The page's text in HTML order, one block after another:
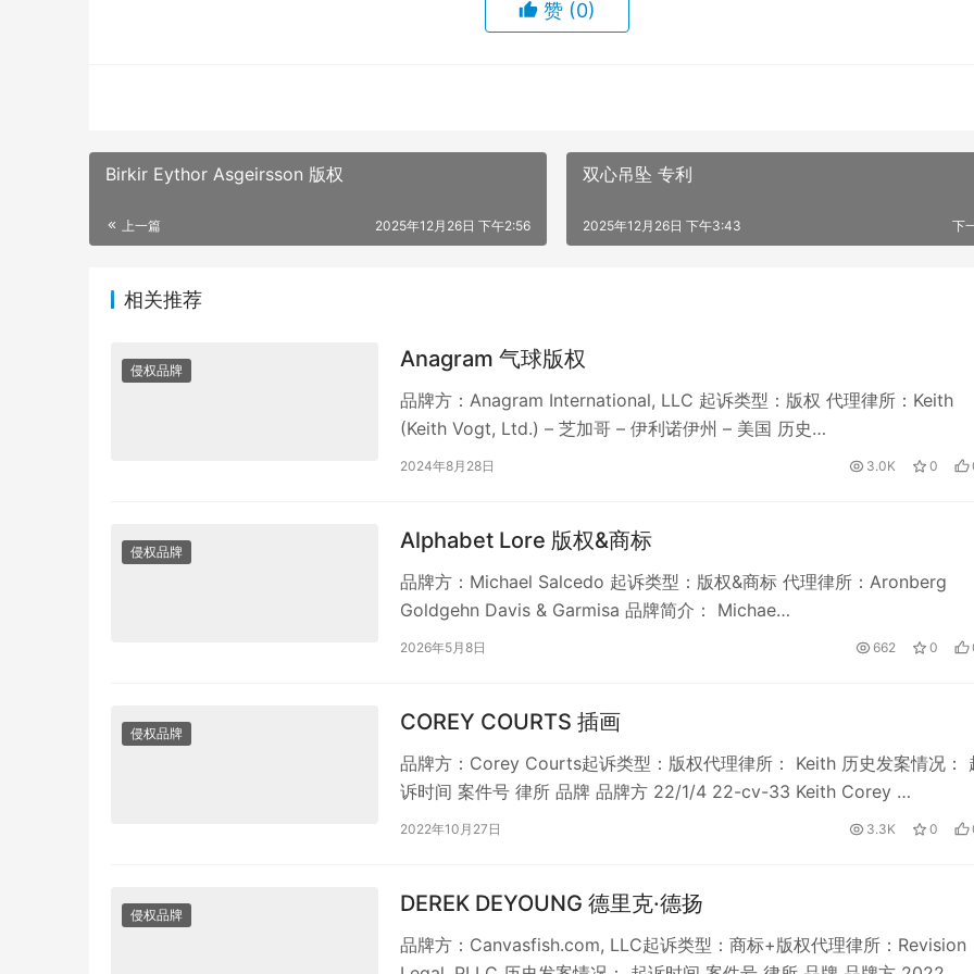
赞 (0)
Birkir Eythor Asgeirsson 版权
上一篇 2025年12月26日 下午2:56
双心吊坠 专利
下
2025年12月26日 下午3:43
相关推荐
侵权品牌 Anagram 气球版权
品牌方：Anagram International, LLC 起诉类型：版权 代理律所：Keith
(Keith Vogt, Ltd.) – 芝加哥 – 伊利诺伊州 – 美国 历史…
2024年8月28日 3.0K 0
侵权品牌 Alphabet Lore 版权&商标
品牌方：Michael Salcedo 起诉类型：版权&商标 代理律所：Aronberg
Goldgehn Davis & Garmisa 品牌简介： Michae…
2026年5月8日 662 0
侵权品牌 COREY COURTS 插画
品牌方：Corey Courts起诉类型：版权代理律所： Keith 历史发案情况：
诉时间 案件号 律所 品牌 品牌方 22/1/4 22-cv-33 Keith Corey …
2022年10月27日 3.3K 0
侵权品牌 DEREK DEYOUNG 德里克·德扬
品牌方：Canvasfish.com, LLC起诉类型：商标+版权代理律所：Revision